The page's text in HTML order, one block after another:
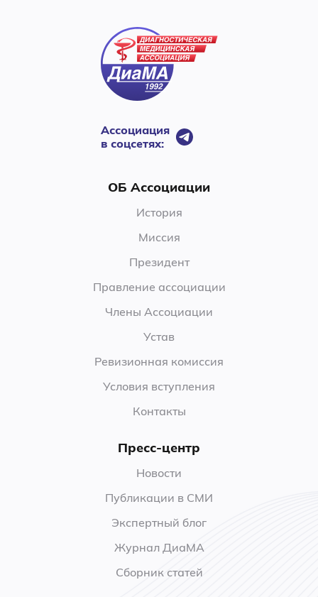
Ассоциация
в соцсетях:
ОБ Ассоциации
История
Миссия
Президент
Правление ассоциации
Члены Ассоциации
Устав
Ревизионная комиссия
Условия вступления
Контакты
Пресс-центр
Новости
Публикации в СМИ
Экспертный блог
Журнал ДиаМА
Сборник статей